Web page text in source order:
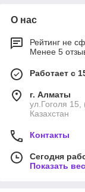
О нас
Рейтинг не
Менее 5
Работает с
г. Алматы
ул.Гоголя
Казахстан
Контакты
Сегодня
Показать